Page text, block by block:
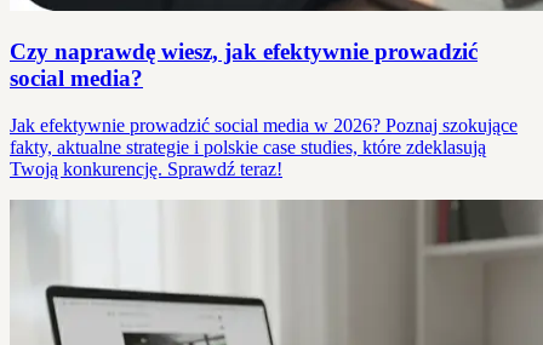
Czy naprawdę wiesz, jak efektywnie prowadzić
social media?
Jak efektywnie prowadzić social media w 2026? Poznaj szokujące
fakty, aktualne strategie i polskie case studies, które zdeklasują
Twoją konkurencję. Sprawdź teraz!